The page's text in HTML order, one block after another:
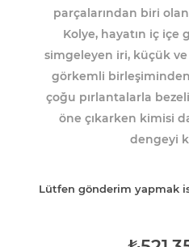
parçalarından biri
Kolye, hayatın iç
simgeleyen iri, küçük
görkemli
çoğu pırlantalarla
öne çıkarken kimisi
dengeyi
Lütfen gönderim yapmak